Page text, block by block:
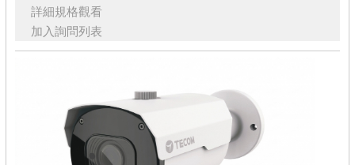
詳細規格觀看
加入詢問列表